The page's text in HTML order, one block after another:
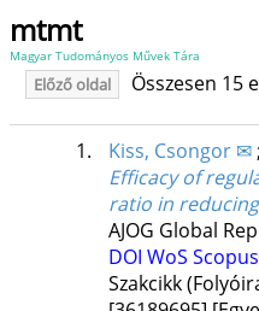
mtmt
Magyar Tudományos Művek Tára
Előző oldal Összesen 15
1. Kiss, Csongor ✉;
Efficacy of
ratio in
AJOG Global
DOI WoS Scopus
Szakcikk